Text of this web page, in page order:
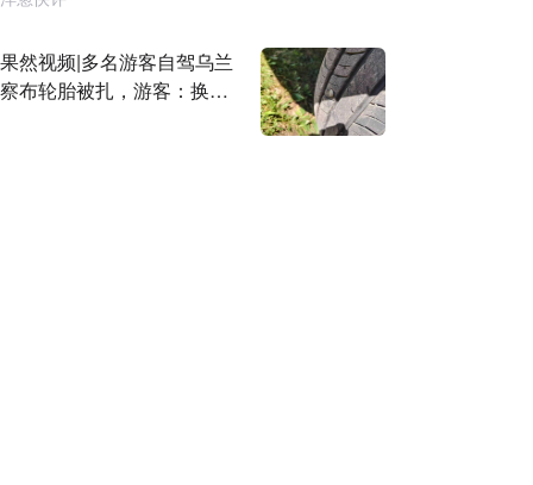
果然视频|多名游客自驾乌兰
察布轮胎被扎，游客：换胎